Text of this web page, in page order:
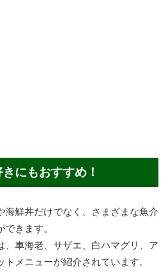
にもおすすめ！
海鮮丼だけでなく、さまざまな魚介
きます。
、車海老、サザエ、白ハマグリ、ア
トメニューが紹介されています。